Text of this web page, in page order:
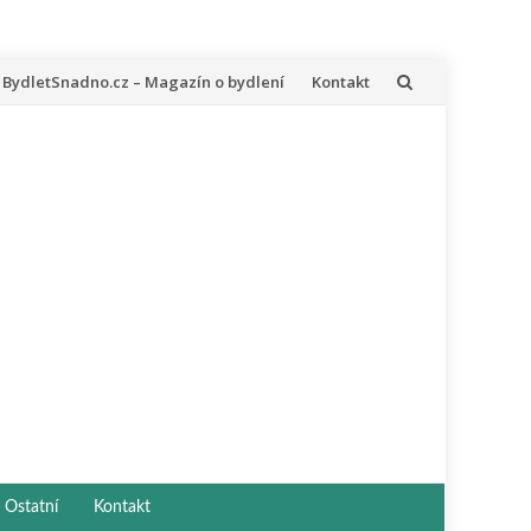
Přeskočit
BydletSnadno.cz – Magazín o bydlení Kontakt
Ostatní Kontakt